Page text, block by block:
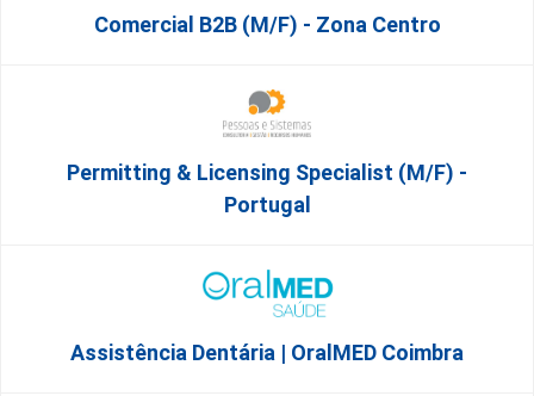
Comercial B2B (M/F) - Zona Centro
Permitting & Licensing Specialist (m/f) -
Portugal
Assistência Dentária | OralMED Coimbra